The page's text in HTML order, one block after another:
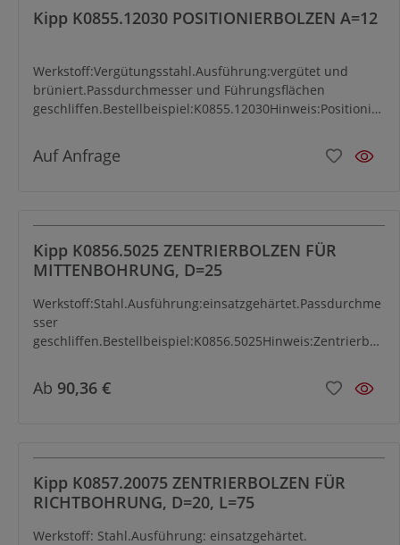
Kipp K0855.12030 POSITIONIERBOLZEN A=12
Werkstoff:Vergütungsstahl.Ausführung:vergütet und
brüniert.Passdurchmesser und Führungsflächen
geschliffen.Bestellbeispiel:K0855.12030Hinweis:Positionier
Rasterplatten K0800 auf Maschinentischen.
Auf Anfrage
Kipp K0856.5025 ZENTRIERBOLZEN FÜR
MITTENBOHRUNG, D=25
Werkstoff:Stahl.Ausführung:einsatzgehärtet.Passdurchme
sser
geschliffen.Bestellbeispiel:K0856.5025Hinweis:Zentrierbol
Grundelemente K0806, K0802, K0803, K0804 und K0805.
Ab 90,36 €
Kipp K0857.20075 ZENTRIERBOLZEN FÜR
RICHTBOHRUNG, D=20, L=75
Werkstoff: Stahl.Ausführung: einsatzgehärtet.